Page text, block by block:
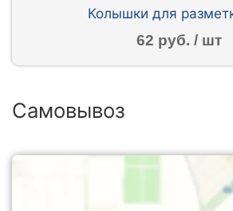
Колышки для
62 руб. / шт
Самовывоз